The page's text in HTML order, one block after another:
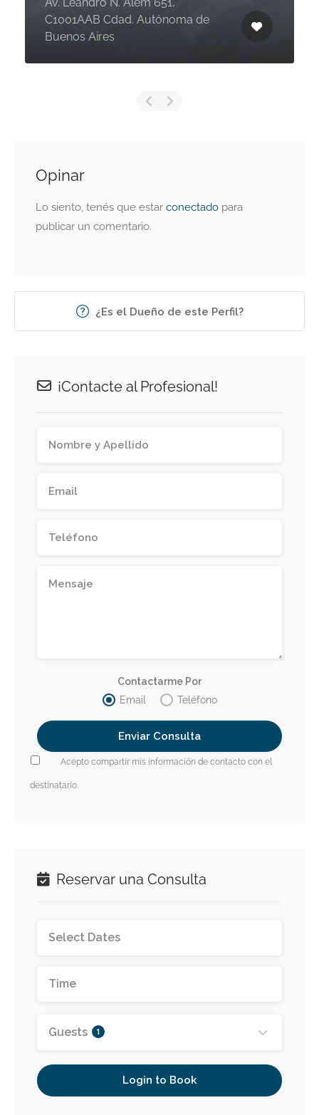
C1001AAB Cdad. Autónoma de
Buenos Aires
Opinar
Lo siento, tenés que estar conectado para
publicar un comentario.
¿Es el Dueño de este Perfil?
¡Contacte al Profesional!
Contactarme Por
Email
Teléfono
Acepto compartir mis información de contacto con el
destinatario.
Reservar una Consulta
Guests 1
Login to Book